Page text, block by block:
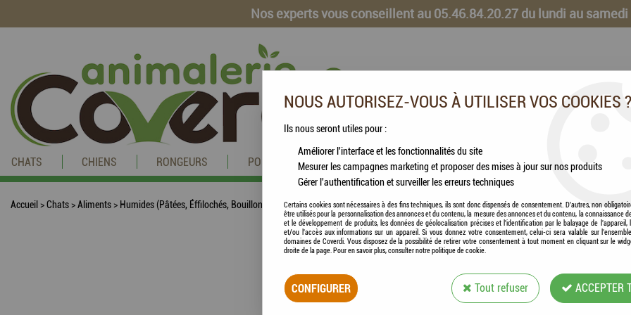
Nos experts vous conseillent au 05.46.84.20.27 du lundi au samedi
CHATS CHIENS RONGEURS POISSONS CHEVAUX VOLAILLES ANIMAUX DE LA FERME
Accueil >Chats>Aliments> Humides (Pâtées, Éffilochés, Bouillons, ...) >HAMI form® - "Les Cuisinés" - Recette au jambon & au canard N°28
HAMI FORM® -
& AU CANARD
NOUS AUTORISEZ-VOUS À UTILISER VOS COOKIES ?
Ils nous seront utiles pour :
Améliorer l'interface et les fonctionnalités du site
Mesurer les campagnes marketing et proposer des mises à jour sur nos produits
Gérer l'authentification et surveiller les erreurs techniques
Certains cookies sont nécessaires à des fins techniques, ils sont donc dispensés de consentement. D'autres, non
être utilisés pour la personnalisation des annonces et du contenu, la mesure des annonces et du contenu, la connaissance
et le développement de produits, les données de géolocalisation précises et l'identification par le balayage de l'appareil,
et/ou l'accès aux informations sur un appareil. Si vous donnez votre consentement, celui-ci sera valable sur
domaines de Coverdi. Vous disposez de la possibilité de retirer votre consentement à tout moment en cliquant sur le
droite de la page. Pour en savoir plus, consulter notre politique de cookie.
CONFIGURER Tout refuser ACCEPTER